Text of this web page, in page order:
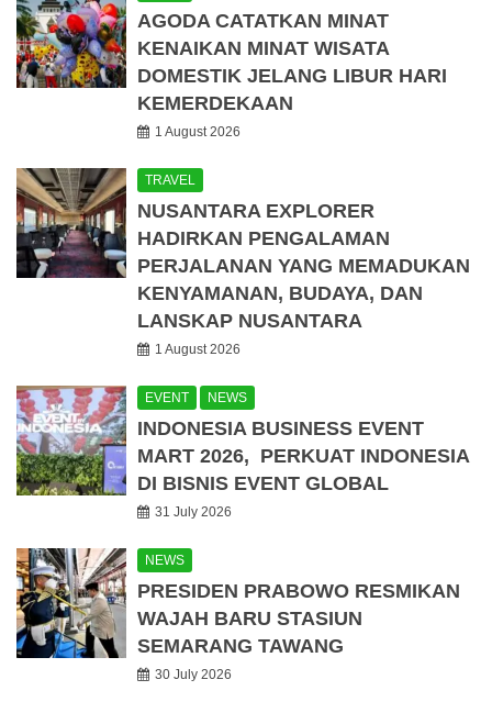
AGODA CATATKAN MINAT
KENAIKAN MINAT WISATA
DOMESTIK JELANG LIBUR HARI
KEMERDEKAAN
1 August 2026
TRAVEL
NUSANTARA EXPLORER
HADIRKAN PENGALAMAN
PERJALANAN YANG MEMADUKAN
KENYAMANAN, BUDAYA, DAN
LANSKAP NUSANTARA
1 August 2026
EVENT NEWS
INDONESIA BUSINESS EVENT
MART 2026, PERKUAT INDONESIA
DI BISNIS EVENT GLOBAL
31 July 2026
NEWS
PRESIDEN PRABOWO RESMIKAN
WAJAH BARU STASIUN
SEMARANG TAWANG
30 July 2026